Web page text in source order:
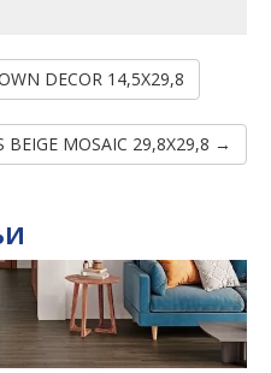
DECOR 14,5X29,8
MOSAIC 29,8X29,8 →